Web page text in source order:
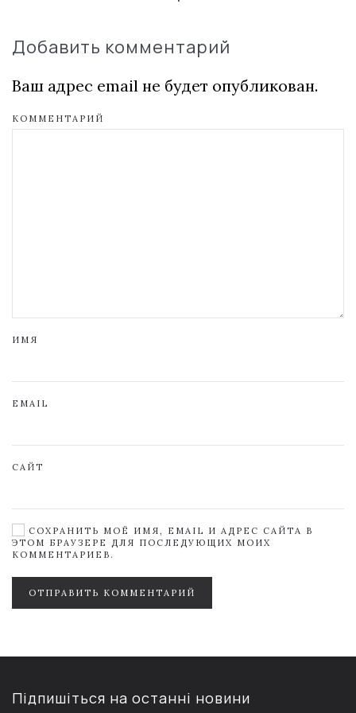
Добавить комментарий
Ваш адрес email не будет опубликован.
КОММЕНТАРИЙ
ИМЯ
EMAIL
САЙТ
СОХРАНИТЬ МОЁ ИМЯ, EMAIL И АДРЕС САЙТА В
ЭТОМ БРАУЗЕРЕ ДЛЯ ПОСЛЕДУЮЩИХ МОИХ
КОММЕНТАРИЕВ.
ОТПРАВИТЬ КОММЕНТАРИЙ
Підпишіться на останні новини